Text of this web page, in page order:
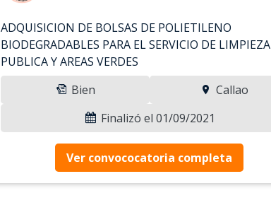
ADQUISICION DE BOLSAS DE POLIETILENO
BIODEGRADABLES PARA EL SERVICIO DE LIMPIEZA
PUBLICA Y AREAS VERDES
Bien
Callao
Finalizó el 01/09/2021
Ver convococatoria completa